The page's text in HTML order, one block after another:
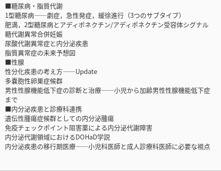
■糖尿病・脂質代謝
1型糖尿病――劇症，急性発症，緩徐進行（3つのサブタイプ）
肥満，2型糖尿病とアディポネクチン/アディポネクチン受容体シグナル
糖代謝異常合併妊娠
尿酸代謝異常症と内分泌疾患
脂質異常症の未来予想図
■性腺
性分化疾患の考え方――Update
多嚢胞性卵巣症候群
男性性腺機能低下症の診断と治療――小児から加齢男性性腺機能低下症
まで
■内分泌疾患と診療科連携
遺伝性腫瘍症候群としての内分泌腫瘍
免疫チェックポイント阻害薬による内分泌代謝障害
内分泌代謝領域におけるDOHaD学説
内分泌疾患の移行期医療――小児科医師と成人診療科医師に必要な視点